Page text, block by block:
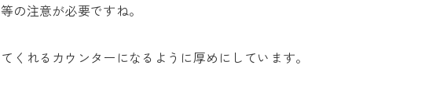
の注意が必要ですね。
くれるカウンターになるように厚めにしています。